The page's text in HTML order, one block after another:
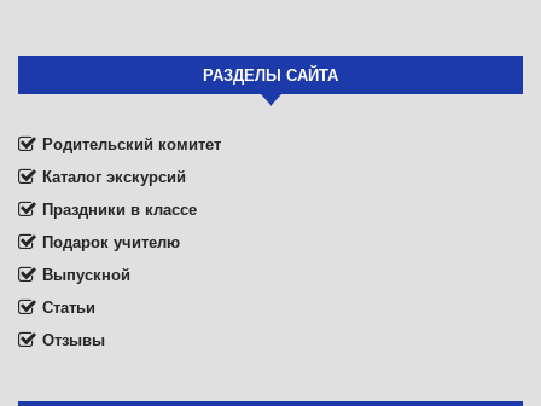
РАЗДЕЛЫ САЙТА
Родительский комитет
Каталог экскурсий
Праздники в классе
Подарок учителю
Выпускной
Статьи
Отзывы